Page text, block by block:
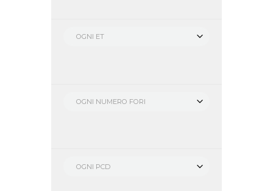
OGNI ET
OGNI NUMERO FORI
OGNI PCD